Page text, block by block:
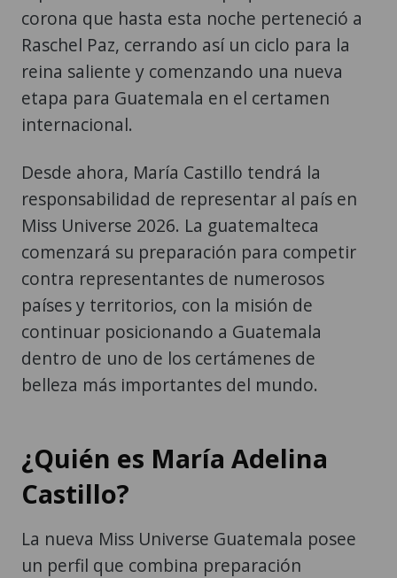
corona que hasta esta noche perteneció a
Raschel Paz, cerrando así un ciclo para la
reina saliente y comenzando una nueva
etapa para Guatemala en el certamen
internacional.
Desde ahora, María Castillo tendrá la
responsabilidad de representar al país en
Miss Universe 2026. La guatemalteca
comenzará su preparación para competir
contra representantes de numerosos
países y territorios, con la misión de
continuar posicionando a Guatemala
dentro de uno de los certámenes de
belleza más importantes del mundo.
¿Quién es María Adelina
Castillo?
La nueva Miss Universe Guatemala posee
un perfil que combina preparación